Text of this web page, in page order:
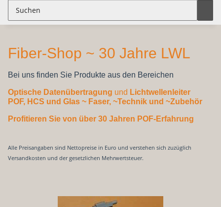
Fiber-Shop ~ 30 Jahre LWL
Bei uns finden Sie Produkte aus den Bereichen
Optische Datenübertragung und Lichtwellenleiter
POF, HCS und Glas ~ Faser, ~Technik und ~Zubehör
Profitieren Sie von über 30 Jahren POF-Erfahrung
Alle Preisangaben sind Nettopreise in Euro und verstehen sich zuzüglich
Versandkosten und der gesetzlichen Mehrwertsteuer.